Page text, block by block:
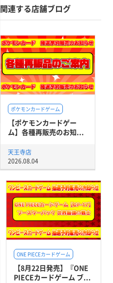
関連する店舗ブログ
ポケモンカードゲーム
【ポケモンカードゲー
ム】各種再販売のお知...
天王寺店
2026.08.04
ONE PIECEカードゲーム
【8月22日発売】『ONE
PIECEカードゲーム ブ...